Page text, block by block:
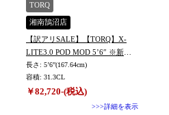
TORQ
湘南鵠沼店
【訳アリSALE】【TORQ】X-
LITE3.0 POD MOD 5’6″ ※新品
未使用
長さ: 5’6”(167.64cm)
容積: 31.3CL
￥82,720-(税込)
>>>詳細を表示